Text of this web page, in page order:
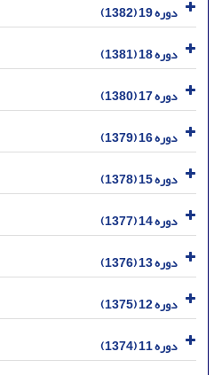
دوره 19 (1382)
دوره 18 (1381)
دوره 17 (1380)
دوره 16 (1379)
دوره 15 (1378)
دوره 14 (1377)
دوره 13 (1376)
دوره 12 (1375)
دوره 11 (1374)